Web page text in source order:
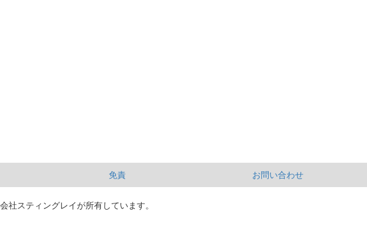
免責 お問い合わせ
社スティングレイが所有しています。